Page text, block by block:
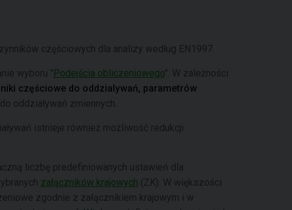
częściowych dla analizy według EN1997.
wyboru "Podejścia obliczeniowego". W zależności
częściowe do oddzialywań, parametrów
do oddziaływań zmiennych.
istnieje również możliwość redukcji
liczbę predefiniowanych ustawień dla
załączników krajowych (ZK). W większości
zgodnie z załącznikiem krajowym i w